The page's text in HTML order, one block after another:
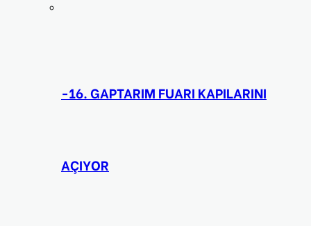
-16. GAPTARIM FUARI KAPILARINI
AÇIYOR